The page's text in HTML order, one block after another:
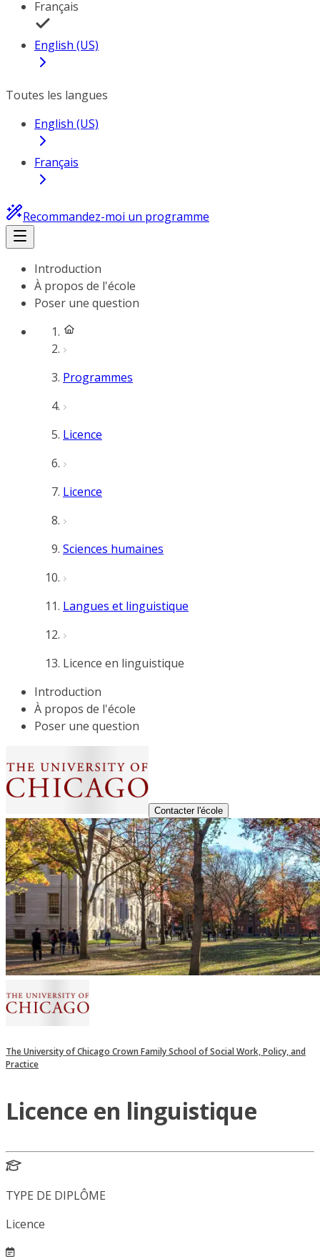
Français
English (US)
Toutes les langues
English (US)
Français
Recommandez-moi un programme
Introduction
À propos de l'école
Poser une question
Programmes
Licence
Licence
Sciences humaines
Langues et linguistique
Licence en linguistique
Introduction
À propos de l'école
Poser une question
Contacter l'école
The University of Chicago Crown Family School of Social Work, Policy, and
Practice
Licence en linguistique
TYPE DE DIPLÔME
Licence